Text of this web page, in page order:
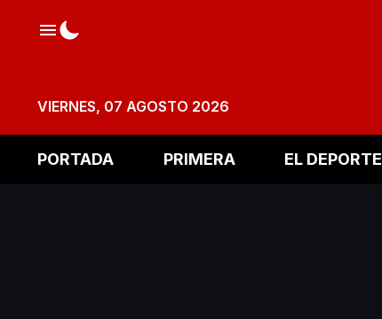
VIERNES, 07 AGOSTO 2026
PORTADA PRIMERA EL DEPORTE